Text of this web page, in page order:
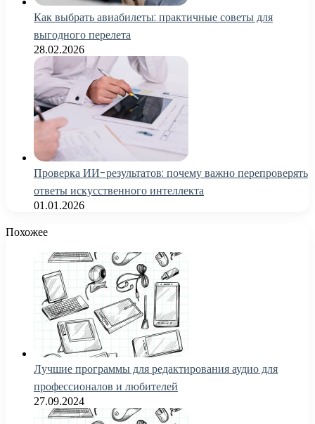
Как выбрать авиабилеты: практичные советы для
выгодного перелета
28.02.2026
Проверка ИИ-результатов: почему важно перепроверять
ответы искусственного интеллекта
01.01.2026
Похожее
Лучшие программы для редактирования аудио для
профессионалов и любителей
27.09.2024